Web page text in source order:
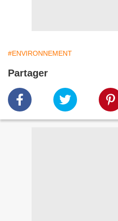
#ENVIRONNEMENT
Partager